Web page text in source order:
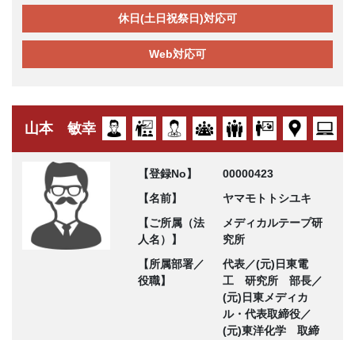
休日(土日祝祭日)対応可
Web対応可
山本 敏幸
【登録No】
00000423
【名前】
ヤマモトトシユキ
【ご所属（法
人名）】
メディカルテープ研
究所
【所属部署／
役職】
代表／(元)日東電
工 研究所 部長／
(元)日東メディカ
ル・代表取締役／
(元)東洋化学 取締